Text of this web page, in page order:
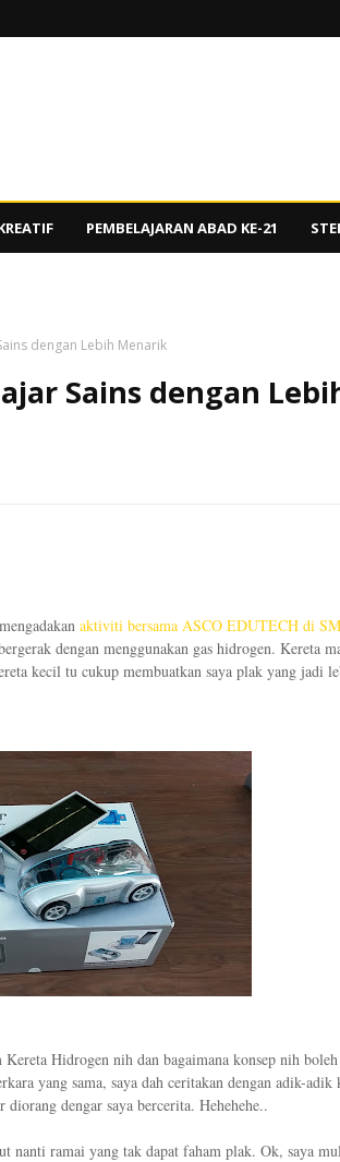
PEMBELAJARAN ABAD KE-21
dengan Lebih Menarik
Sains dengan
aktiviti bersama ASCO EDUTECH di
dengan menggunakan gas hidrogen. Kereta
kecil tu cukup membuatkan saya plak yang jadi
Hidrogen nih dan bagaimana konsep nih boleh
yang sama, saya dah ceritakan dengan adik-adik
dengar saya bercerita. Hehehehe..
nanti ramai yang tak dapat faham plak. Ok, saya